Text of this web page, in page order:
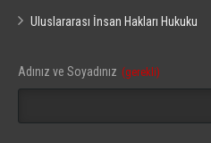
Uluslararası İnsan Hakları Hukuku
Adınız ve Soyadınız (gerekli)